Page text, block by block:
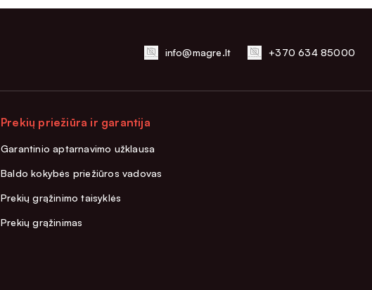
info@magre.lt +370 634 85000
Prekių priežiūra ir garantija
Garantinio aptarnavimo užklausa
Baldo kokybės priežiūros vadovas
Prekių grąžinimo taisyklės
Prekių grąžinimas